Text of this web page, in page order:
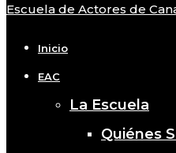
Close
Escuela de Actores de
Inicio
EAC
La Escuela
Quiénes